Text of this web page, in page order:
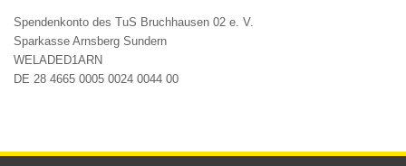
Spendenkonto des TuS Bruchhausen 02 e. V.
Sparkasse Arnsberg Sundern
WELADED1ARN
DE 28 4665 0005 0024 0044 00